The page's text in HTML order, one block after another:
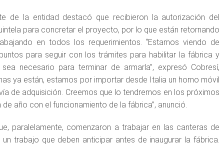
de la entidad destacó que recibieron la autorización del
para concretar el proyecto, por lo que están retornando
en todos los requerimientos. “Estamos viendo de
para seguir con los trámites para habilitar la fábrica y
necesario para terminar de armarla”, expresó Cobresí,
ya están, estamos por importar desde Italia un horno móvil
de adquisición. Creemos que lo tendremos en los próximos
año con el funcionamiento de la fábrica”, anunció.
paralelamente, comenzaron a trabajar en las canteras de
trabajo que deben anticipar antes de inaugurar la fábrica.